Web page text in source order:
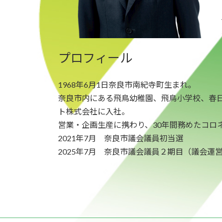
プロフィール
1968年6月1日奈良市南紀寺町生まれ。
奈良市内にある飛鳥幼稚園、飛鳥小学校、春
ト株式会社に入社。
営業・企画生産に携わり、30年間務めたコロ
2021年7月 奈良市議会議員初当選
2025年7月 奈良市議会議員２期目（議会運